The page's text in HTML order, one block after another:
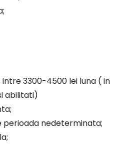
3300-4500 lei luna ( in
abilitati)
nedeterminata;